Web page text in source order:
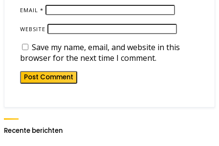
EMAIL *
WEBSITE
Save my name, email, and website in this
browser for the next time I comment.
Recente berichten